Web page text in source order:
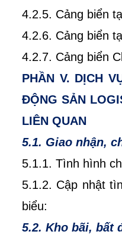
4.2.5. Cảng biển
4.2.6. Cảng biển
4.2.7. Cảng biển
PHẦN V. DỊCH
ĐỘNG SẢN
LIÊN QUAN
5.1. Giao nhận,
5.1.1. Tình hình
5.1.2. Cập nhật
biểu:
5.2. Kho bãi, bất